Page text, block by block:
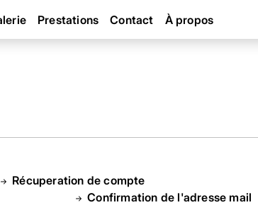
Prestations Contact À propos
Récuperation de compte
Confirmation de l'adresse mail